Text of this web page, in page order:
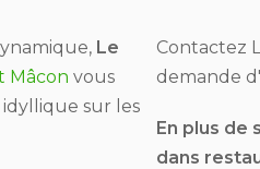
Le
Mâcon vous
sur les
Contactez
demande
En plus de
dans